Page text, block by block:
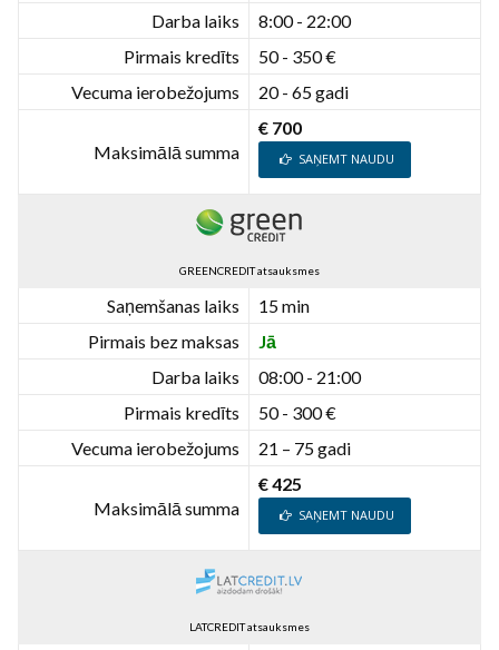
Darba laiks
8:00 - 22:00
Pirmais kredīts
50 - 350 €
Vecuma ierobežojums
20 - 65 gadi
Maksimālā summa
€ 700
SAŅEMT NAUDU
GREENCREDIT atsauksmes
Saņemšanas laiks
15 min
Pirmais bez maksas
Jā
Darba laiks
08:00 - 21:00
Pirmais kredīts
50 - 300 €
Vecuma ierobežojums
21 – 75 gadi
Maksimālā summa
€ 425
SAŅEMT NAUDU
LATCREDIT atsauksmes